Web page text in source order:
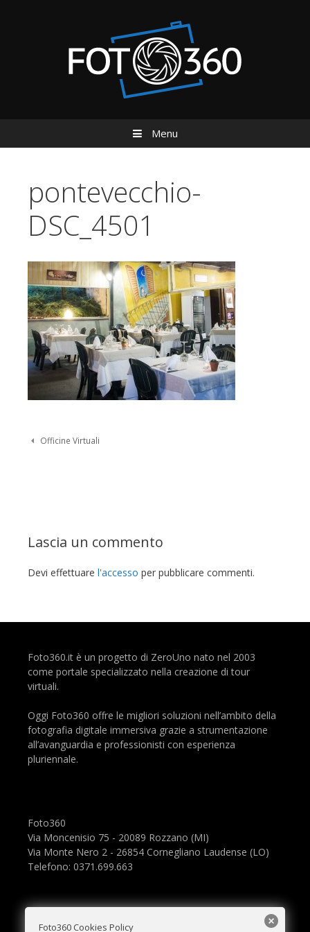
Menu
pontevecchio-
DSC_4501
Navigazione Post
Officine Virtuali
Lascia un commento
Devi effettuare l'accesso per pubblicare commenti.
Foto360.it è un progetto di ZeroUno nato nel 2003
come portale specializzato nella creazione di tour
virtuali.
Oggi Foto360 offre le migliori soluzioni nell’ambito della
fotografia digitale immersiva grazie a strumentazione
all’avanguardia e professionisti con esperienza
pluriennale.
Foto360
Via Moncenisio 75 - 20089 Rozzano (MI)
Via Monte Nero 2 - 26854 Cornegliano Laudense (LO)
Telefono: 0371.699.663
Foto360 Cookies Policy